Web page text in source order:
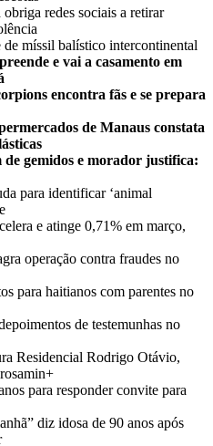
redes sociais a retirar
de míssil balístico intercontinental
e vai a casamento em
encontra fãs e se prepara
de Manaus constata
gemidos e morador justifica:
para identificar ‘animal
e atinge 0,71% em março,
operação contra fraudes no
para haitianos com parentes no
de testemunhas no
Residencial Rodrigo Otávio,
para responder convite para
diz idosa de 90 anos após